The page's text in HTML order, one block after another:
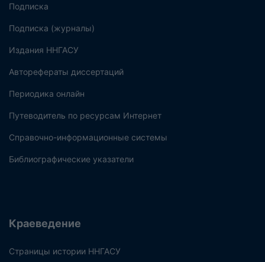
Подписка
Подписка (журналы)
Издания ННГАСУ
Авторефераты диссертаций
Периодика онлайн
Путеводитель по ресурсам Интернет
Справочно-информационные системы
Библиографические указатели
Краеведение
Страницы истории ННГАСУ